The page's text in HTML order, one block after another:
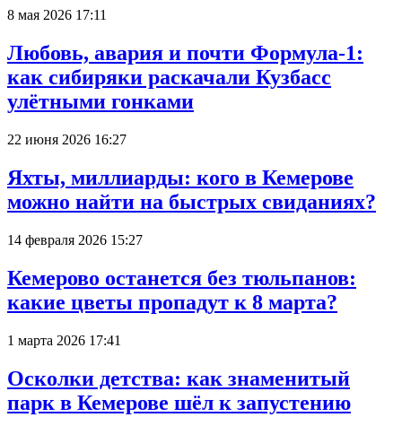
8 мая 2026 17:11
Любовь, авария и почти Формула-1:
как сибиряки раскачали Кузбасс
улётными гонками
22 июня 2026 16:27
Яхты, миллиарды: кого в Кемерове
можно найти на быстрых свиданиях?
14 февраля 2026 15:27
Кемерово останется без тюльпанов:
какие цветы пропадут к 8 марта?
1 марта 2026 17:41
Осколки детства: как знаменитый
парк в Кемерове шёл к запустению